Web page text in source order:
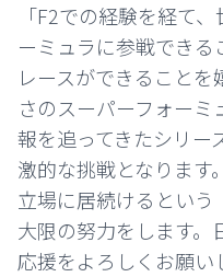
「F2での経験を経て
ーミュラに参戦でき
レースができること
さのスーパーフォー
報を追ってきたシリー
激的な挑戦となります
立場に居続けるという
大限の努力をします。
応援をよろしくお願い